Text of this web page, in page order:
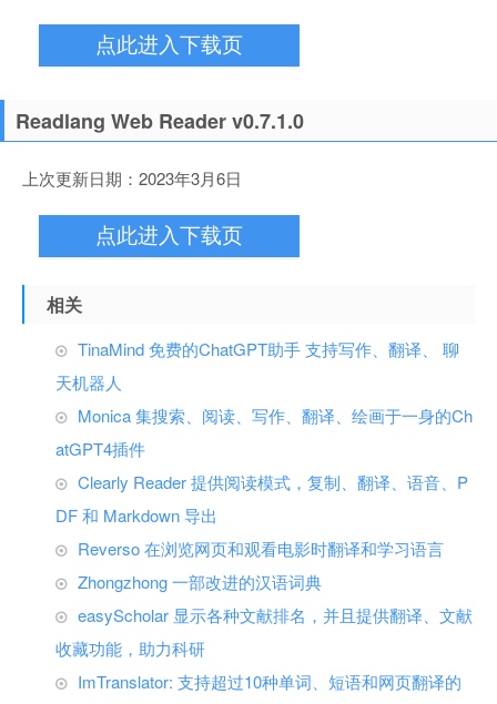
点此进入下载页
Readlang Web Reader v0.7.1.0
上次更新日期：2023年3月6日
点此进入下载页
相关
TinaMind 免费的ChatGPT助手 支持写作、翻译、 聊
天机器人
Monica 集搜索、阅读、写作、翻译、绘画于一身的Ch
atGPT4插件
Clearly Reader 提供阅读模式，复制、翻译、语音、P
DF 和 Markdown 导出
Reverso 在浏览网页和观看电影时翻译和学习语言
Zhongzhong 一部改进的汉语词典
easyScholar 显示各种文献排名，并且提供翻译、文献
收藏功能，助力科研
ImTranslator: 支持超过10种单词、短语和网页翻译的